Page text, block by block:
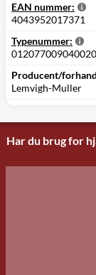
EAN nummer:
4043952017371
Typenummer:
012077009040020
Producent/
Lemvigh-Muller
Har du brug for